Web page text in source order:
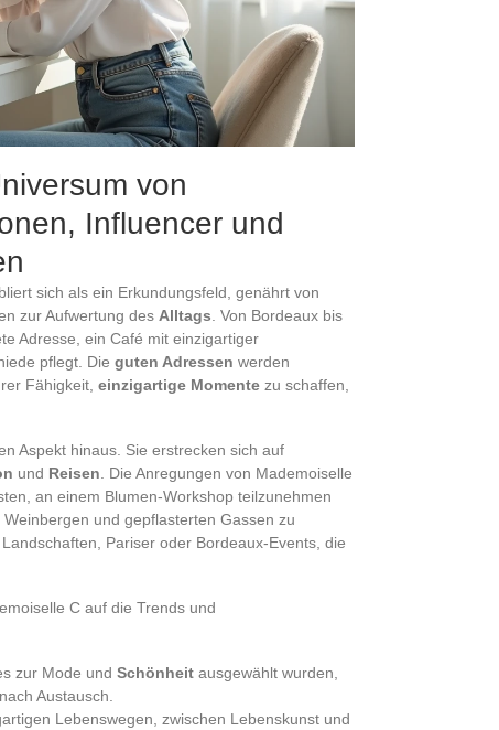
von
Influencer und
sich als ein Erkundungsfeld, genährt von
zur Aufwertung des Alltags . Von Bordeaux bis
Adresse, ein Café mit einzigartiger
pflegt. Die guten Adressen werden
Fähigkeit, einzigartige Momente zu schaffen,
Aspekt hinaus. Sie erstrecken sich auf
und Reisen . Die Anregungen von Mademoiselle
an einem Blumen-Workshop teilzunehmen
und gepflasterten Gassen zu
Pariser oder Bordeaux-Events, die
C auf die Trends und
zur Mode und Schönheit ausgewählt wurden,
Austausch.
Lebenswegen, zwischen Lebenskunst und